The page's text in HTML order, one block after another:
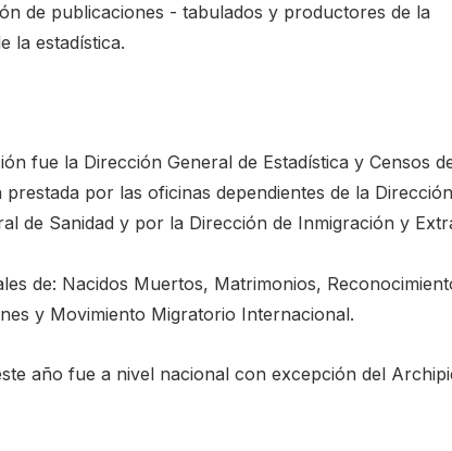
de publicaciones - tabulados y productores de la
la estadística.
fue la Dirección General de Estadística y Censos
por las oficinas dependientes de la Dirección
de Sanidad y por la Dirección de Inmigración y
de: Nacidos Muertos, Matrimonios,
y Movimiento Migratorio Internacional.
año fue a nivel nacional con excepción del